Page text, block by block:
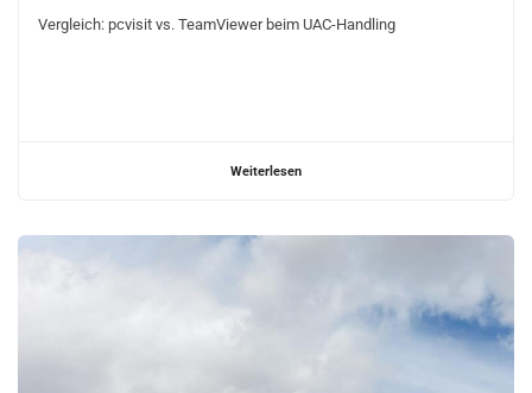
Vergleich: pcvisit vs. TeamViewer beim UAC-Handling
Weiterlesen